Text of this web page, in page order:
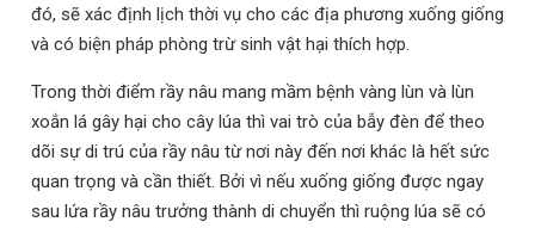
đó, sẽ xác định lịch thời vụ cho các địa phương xuống giống
và có biện pháp phòng trừ sinh vật hại thích hợp.
Trong thời điểm rầy nâu mang mầm bệnh vàng lùn và lùn
xoắn lá gây hại cho cây lúa thì vai trò của bẫy đèn để theo
dõi sự di trú của rầy nâu từ nơi này đến nơi khác là hết sức
quan trọng và cần thiết. Bởi vì nếu xuống giống được ngay
sau lứa rầy nâu trưởng thành di chuyển thì ruộng lúa sẽ có